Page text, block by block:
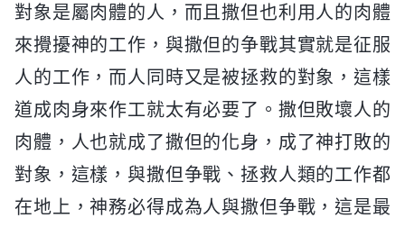
對象是屬肉體的人，而且撒但也利用人的肉體
來攪擾神的工作，與撒但的争戰其實就是征服
人的工作，而人同時又是被拯救的對象，這樣
道成肉身來作工就太有必要了。撒但敗壞人的
肉體，人也就成了撒但的化身，成了神打敗的
對象，這樣，與撒但争戰、拯救人類的工作都
在地上，神務必得成為人與撒但争戰，這是最